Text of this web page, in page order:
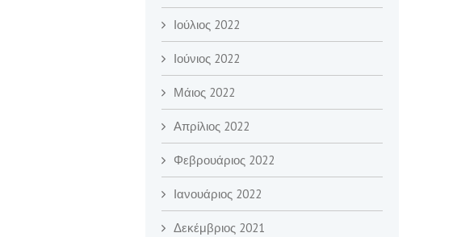
Ιούλιος 2022
Ιούνιος 2022
Μάιος 2022
Απρίλιος 2022
Φεβρουάριος 2022
Ιανουάριος 2022
Δεκέμβριος 2021